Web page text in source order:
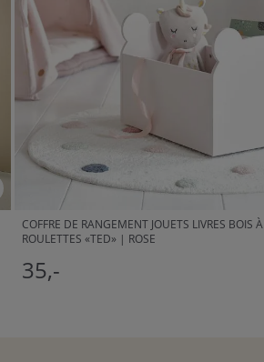
COFFRE DE RANGEMENT JOUETS LIVRES BOIS À
ROULETTES «TED» | ROSE
35,-